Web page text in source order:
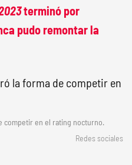
terminó por
pudo remontar la
competir en el rating nocturno.
Redes sociales